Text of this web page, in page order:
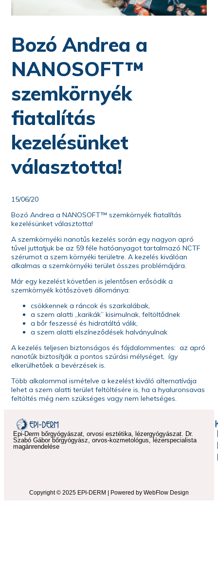
Bozó Andrea a
NANOSOFT™
szemkörnyék
fiatalítás
kezelésünket
választotta!
15/06/20
Bozó Andrea a NANOSOFT™ szemkörnyék fiatalítás
kezelésünket választotta!
A szemkörnyéki nanotűs kezelés során egy nagyon apró
tűvel juttatjuk be az 59 féle hatóanyagot tartalmazó NCTF
szérumot a szem környéki területre. A kezelés kiválóan
alkalmas a szemkörnyéki terület összes problémájára.
Már egy kezelést követően is jelentősen erősödik a
szemkörnyék kötőszöveti állománya:
csökkennek a ráncok és szarkalábak,
a szem alatti „karikák” kisimulnak, feltöltődnek
a bőr feszessé és hidratáltá válik,
a szem alatti elszíneződések halványulnak
A kezelés teljesen biztonságos és fájdalommentes: az apró
nanotűk biztosítják a pontos szúrási mélységet, így
elkerülhetőek a bevérzések is.
Több alkalommal ismételve a kezelést kiváló alternatívája
lehet a szem alatti terület feltöltésére is, ha a hyaluronsavas
feltöltés még nem szükséges vagy nem lehetséges.
Epi-Derm bőrgyógyászat, orvosi esztétika, lézergyógyászat. Dr.
Szabó Gábor bőrgyógyász, orvos-kozmetológus, lézerspecialista
magánrendelése
Copyright © 2025 EPI-DERM | Powered by WebFlow Design​